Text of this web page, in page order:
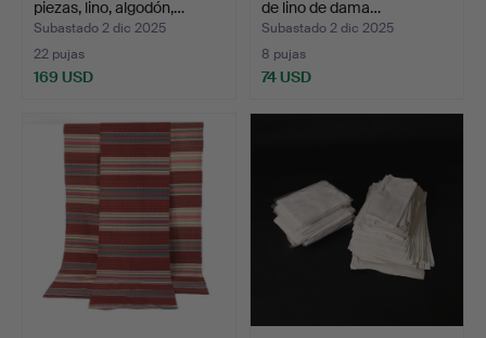
piezas, lino, algodón,…
Subastado 2 dic 2025
22 pujas
169 USD
de lino de dama…
Subastado 2 dic 2025
8 pujas
74 USD